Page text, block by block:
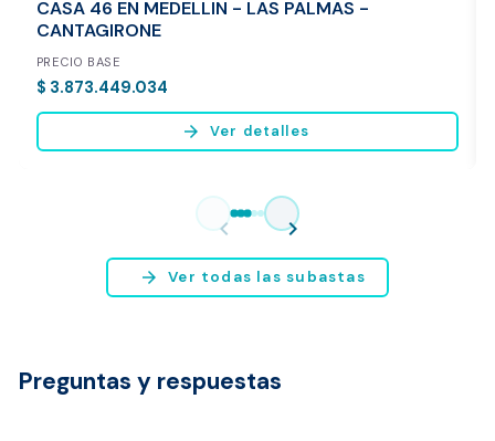
* Servicio disponible exclusivamente para inmuebles ubicados en
Bogotá y Medellín.
CASA 46 EN MEDELLIN - LAS PALMAS -
CANTAGIRONE
PRECIO BASE
$ 3.873.449.034
arrow_forward Ver detalles
chevron_left chevron_right
arrow_forward Ver todas las subastas
Preguntas y respuestas